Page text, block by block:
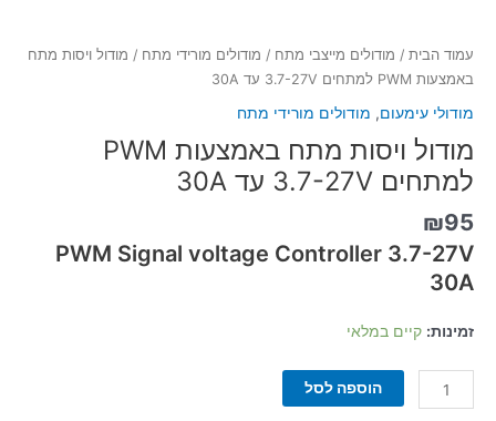
עמוד הבית / מודולים מייצבי מתח / מודולים מורידי מתח / מודול ויסות מתח
באמצעות PWM למתחים 3.7-27V עד 30A
מודולי עימעום, מודולים מורידי מתח
מודול ויסות מתח באמצעות PWM
למתחים 3.7-27V עד 30A
₪95
PWM Signal voltage Controller 3.7-27V
30A
זמינות: קיים במלאי
הוספה לסל